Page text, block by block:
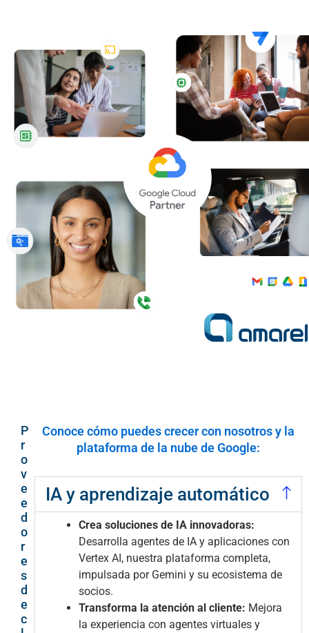
P
r
o
v
e
e
d
o
r
e
s
d
e
c
Conoce cómo puedes crecer con nosotros y la
plataforma de la nube de Google:
IA y aprendizaje automático
Crea soluciones de IA innovadoras:
Desarrolla agentes de IA y aplicaciones con
Vertex AI, nuestra plataforma completa,
impulsada por Gemini y su ecosistema de
socios.
Transforma la atención al cliente: Mejora
la experiencia con agentes virtuales y